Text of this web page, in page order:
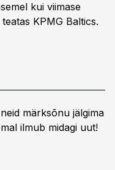
kui viimase
KPMG Baltics.
märksõnu jälgima
ilmub midagi uut!